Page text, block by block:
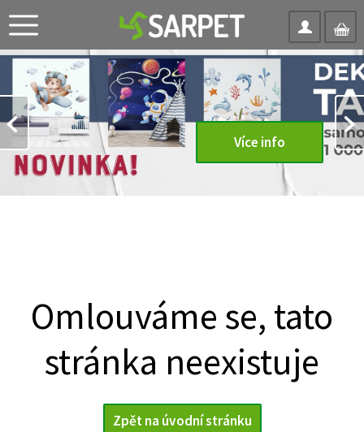
Více info
Omlouváme se, tato
stránka neexistuje
Zpět na úvodní stránku